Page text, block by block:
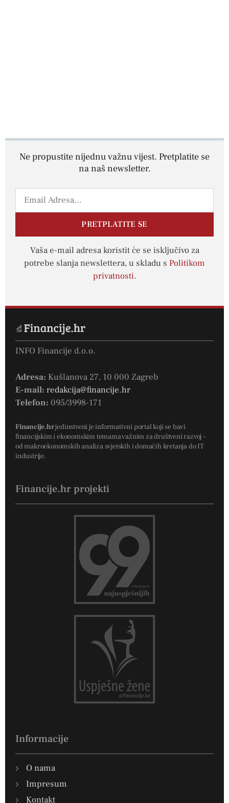
Ne propustite nijednu važnu vijest. Pretplatite se
na naš newsletter.
PRETPLATITE SE
Vaša e-mail adresa koristit će se isključivo za
potrebe slanja newslettera, u skladu s Politikom
privatnosti.
INFO Financije d.o.o.
Adresa: Kušlanova 27, 10 000 Zagreb
E-mail: redakcija@financije.hr
Telefon: 095/3998-171
Financije.hrjedinstveni je informativni portal koji se bavi
financijskim i ekonomskim temama važnim za društveni razvoj –
od makroekonomskih analiza svjetskih i domaćih kretanja do IT
industrije.
Financije.hr projekti
Informacije
O nama
Impresum
Kontakt